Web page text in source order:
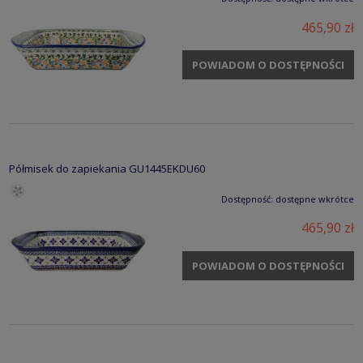
465,90 zł
POWIADOM O DOSTĘPNOŚCI
Półmisek do zapiekania GU1445EKDU60
Dostępność: dostępne wkrótce
465,90 zł
POWIADOM O DOSTĘPNOŚCI